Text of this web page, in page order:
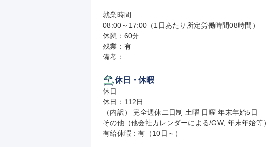
就業時間
08:00～17:00（1日あたり所定労働時間08時間）
休憩：60分
残業：有
備考：
休日・休暇
休日
休日：112日
（内訳） 完全週休二日制 土曜 日曜 年末年始5日
その他（他会社カレンダーによる/GW, 年末年始等）
有給休暇：有（10日～）